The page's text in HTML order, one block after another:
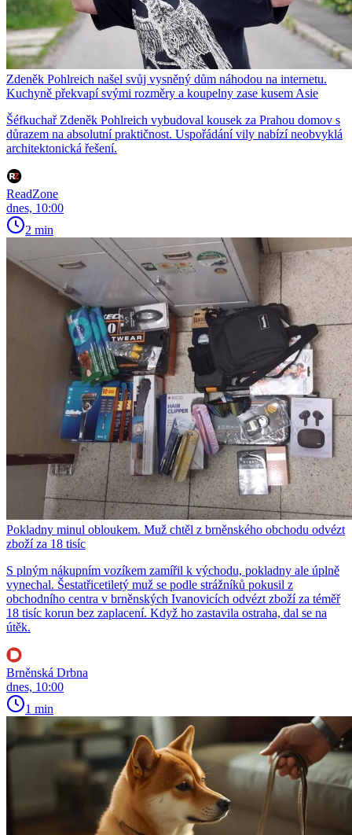
Zdeněk Pohlreich našel svůj vysněný dům náhodou na internetu.
Kuchyně překvapí svými rozměry a koupelny zase kusem Asie
Šéfkuchař Zdeněk Pohlreich vybudoval kousek za Prahou domov s
důrazem na absolutní praktičnost. Uspořádání vily nabízí neobvyklá
architektonická řešení.
ReadZone
dnes, 10:00
2 min
Pokladny minul obloukem. Muž chtěl z brněnského obchodu odvézt
zboží za 18 tisíc
S plným nákupním vozíkem zamířil k východu, pokladny ale úplně
vynechal. Šestatřicetiletý muž se podle strážníků pokusil z
obchodního centra v brněnských Ivanovicích odvézt zboží za téměř
18 tisíc korun bez zaplacení. Když ho zastavila ostraha, dal se na
útěk.
Brněnská Drbna
dnes, 10:00
1 min